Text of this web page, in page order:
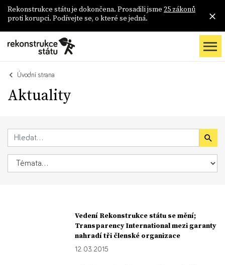
Rekonstrukce státu je dokončena. Prosadili jsme 25 zákonů
proti korupci. Podívejte se, o které se jedná.
Úvodní strana
Aktuality
Vedení Rekonstrukce státu se mění;
Transparency International mezi garanty
nahradí tři členské organizace
12. 03. 2015